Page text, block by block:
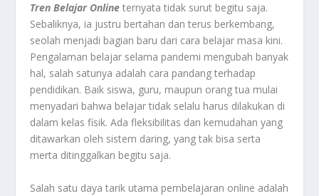
Tren Belajar Online ternyata tidak surut begitu saja.
Sebaliknya, ia justru bertahan dan terus berkembang,
seolah menjadi bagian baru dari cara belajar masa kini.
Pengalaman belajar selama pandemi mengubah banyak
hal, salah satunya adalah cara pandang terhadap
pendidikan. Baik siswa, guru, maupun orang tua mulai
menyadari bahwa belajar tidak selalu harus dilakukan di
dalam kelas fisik. Ada fleksibilitas dan kemudahan yang
ditawarkan oleh sistem daring, yang tak bisa serta
merta ditinggalkan begitu saja.
Salah satu daya tarik utama pembelajaran online adalah